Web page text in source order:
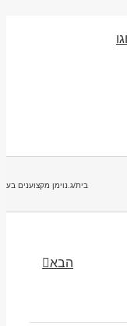
בית/ג.נוימן מקצוענים
הבא